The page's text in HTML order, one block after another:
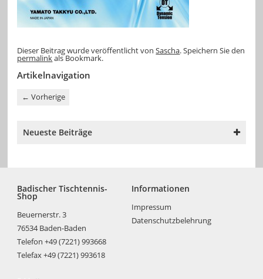
Dieser Beitrag wurde veröffentlicht vonSascha. Speichern Sie den
permalinkals Bookmark.
Artikelnavigation
← Vorherige
Neueste Beiträge
Badischer Tischtennis-
Shop
Beuernerstr. 3
76534 Baden-Baden
Telefon +49 (7221) 993668
Telefax +49 (7221) 993618
Informationen
Impressum
Datenschutzbelehrung